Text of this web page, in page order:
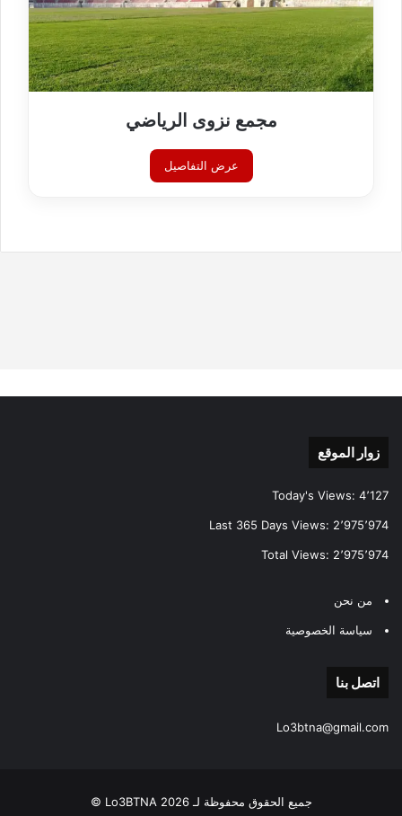
مجمع نزوى الرياضي
عرض التفاصيل
زوار الموقع
Today's Views: 4٬127
Last 365 Days Views: 2٬975٬974
Total Views: 2٬975٬974
من نحن
سياسة الخصوصية
اتصل بنا
Lo3btna@gmail.com
جميع الحقوق محفوظة لـ Lo3BTNA 2026 ©